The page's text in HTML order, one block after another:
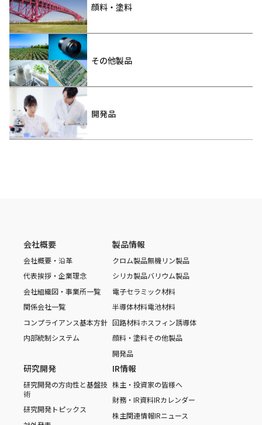
顔料・塗料
その他製品
開発品
会社概要
会社概要・沿革
代表挨拶・企業理念
会社組織図・事業所一覧
関係会社一覧
コンプライアンス基本方針
内部統制システム
製品情報
クロム製品無機リン製品
シリカ製品バリウム製品
電子セラミック材料
半導体材料電池材料
回路材料ホスフィン誘導体
顔料・塗料その他製品
開発品
研究開発
研究開発の方向性と基盤技
術
研究開発トピックス
IR情報
株主・投資家の皆様へ
財務・IR資料IRカレンダー
株主関連情報IRニュース